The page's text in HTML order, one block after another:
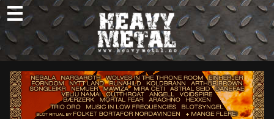
Skip
to
content
Nyheter
Omtaler
Intervjuer